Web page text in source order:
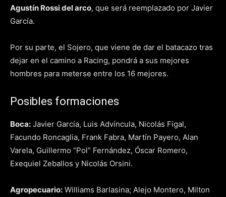
Agustín Rossi del arco, que será reemplazado por Javier
García.
Por su parte, el Sojero, que viene de dar el batacazo tras
dejar en el camino a Racing, pondrá a sus mejores
hombres para meterse entre los 16 mejores.
Posibles formaciones
Boca: Javier García, Luis Advíncula, Nicolás Figal,
Facundo Roncaglia, Frank Fabra, Martín Payero, Alan
Varela, Guillermo “Pol” Fernández, Óscar Romero,
Exequiel Zeballos y Nicolás Orsini.
Agropecuario: Williams Barlasina; Alejo Montero, Milton